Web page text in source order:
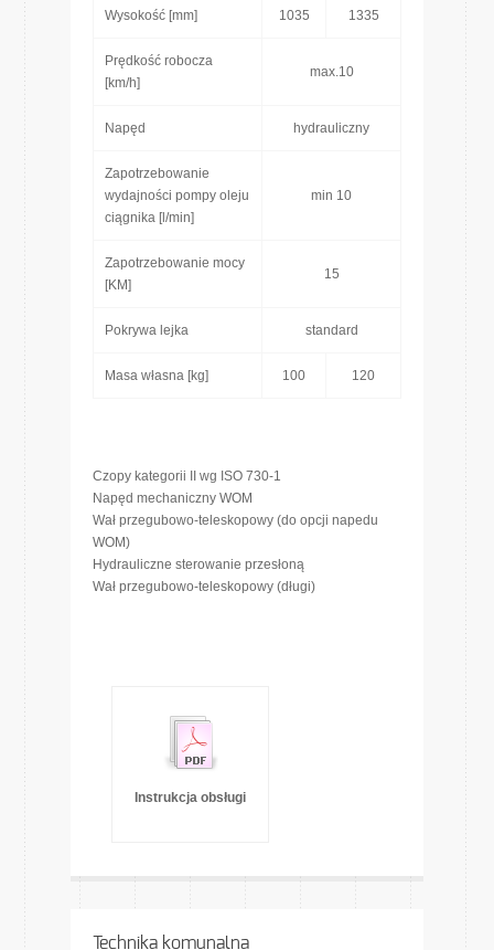
Wysokość [mm] 1035 1335
Prędkość robocza
[km/h]
max.10
Napęd hydrauliczny
Zapotrzebowanie
wydajności pompy oleju
ciągnika [l/min]
min 10
Zapotrzebowanie mocy
[KM]
15
Pokrywa lejka standard
Masa własna [kg] 100 120
Czopy kategorii II wg ISO 730-1
Napęd mechaniczny WOM
Wał przegubowo-teleskopowy (do opcji napedu
WOM)
Hydrauliczne sterowanie przesłoną
Wał przegubowo-teleskopowy (długi)
Instrukcja obsługi
Technika komunalna